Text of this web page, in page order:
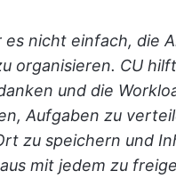
es nicht einfach, die
organisieren. CU
und die
Aufgaben zu
zu speichern und
mit jedem zu